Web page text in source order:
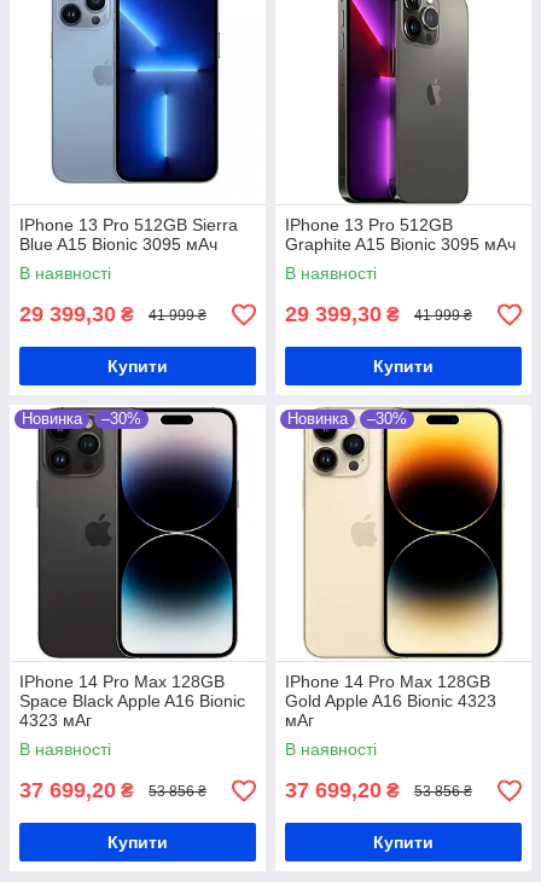
IPhone 13 Pro 512GB Sierra
Blue A15 Bionic 3095 мАч
В наявності
29 399,30 ₴ 41 999 ₴
Купити
IPhone 13 Pro 512GB
Graphite A15 Bionic 3095 мАч
В наявності
29 399,30 ₴ 41 999 ₴
Купити
Новинка –30%
IPhone 14 Pro Max 128GB
Space Black Apple A16 Bionic
4323 мАг
В наявності
37 699,20 ₴ 53 856 ₴
Купити
Новинка –30%
IPhone 14 Pro Max 128GB
Gold Apple A16 Bionic 4323
мАг
В наявності
37 699,20 ₴ 53 856 ₴
Купити